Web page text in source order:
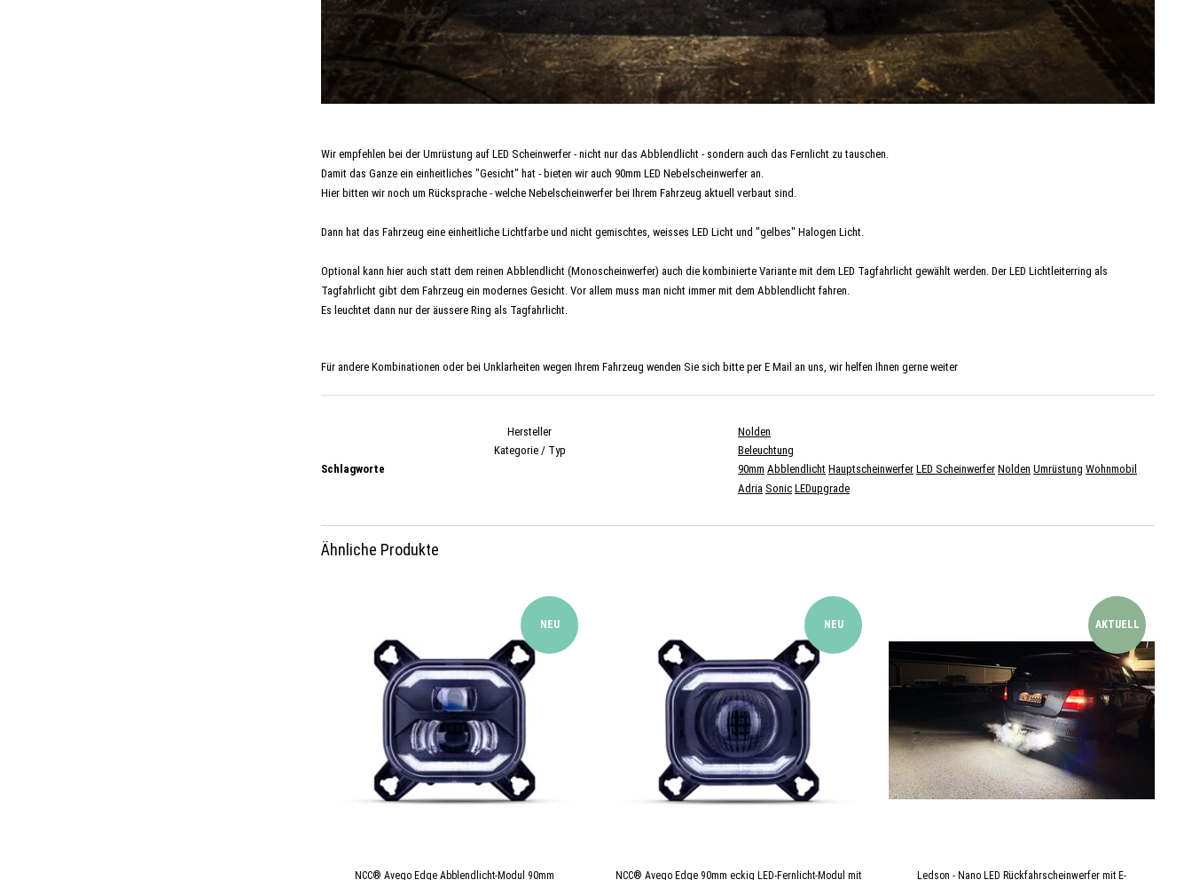
Wir empfehlen bei der Umrüstung auf LED Scheinwerfer - nicht nur das Abblendlicht - sondern auch das Fernlicht zu tauschen.
Damit das Ganze ein einheitliches "Gesicht" hat - bieten wir auch 90mm LED Nebelscheinwerfer an.
Hier bitten wir noch um Rücksprache - welche Nebelscheinwerfer bei Ihrem Fahrzeug aktuell verbaut sind.
Dann hat das Fahrzeug eine einheitliche Lichtfarbe und nicht gemischtes, weisses LED Licht und "gelbes" Halogen Licht.
Optional kann hier auch statt dem reinen Abblendlicht (Monoscheinwerfer) auch die kombinierte Variante mit dem LED Tagfahrlicht gewählt werden. Der LED Lichtleiterring als
Tagfahrlicht gibt dem Fahrzeug ein modernes Gesicht. Vor allem muss man nicht immer mit dem Abblendlicht fahren.
Es leuchtet dann nur der äussere Ring als Tagfahrlicht.
Für andere Kombinationen oder bei Unklarheiten wegen Ihrem Fahrzeug wenden Sie sich bitte per E Mail an uns, wir helfen Ihnen gerne weiter
Hersteller
Nolden
Kategorie / Typ
Beleuchtung
Schlagworte
90mm Abblendlicht Hauptscheinwerfer LED Scheinwerfer Nolden Umrüstung Wohnmobil
Adria Sonic LEDupgrade
Ähnliche Produkte
NEU
NCC® Avego Edge Abblendlicht-Modul 90mm
NEU
NCC® Avego Edge 90mm eckig LED-Fernlicht-Modul mit
AKTUELL
Ledson - Nano LED Rückfahrscheinwerfer mit E-